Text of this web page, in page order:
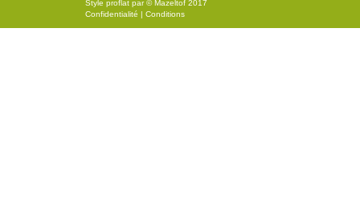
Style proflat par ©Mazeltof 2017
Confidentialité | Conditions